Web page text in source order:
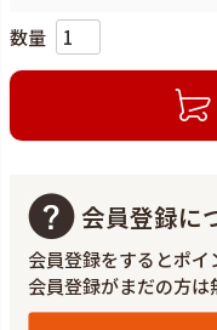
会員登録に
会員登録をするとポイ
会員登録がまだの方は